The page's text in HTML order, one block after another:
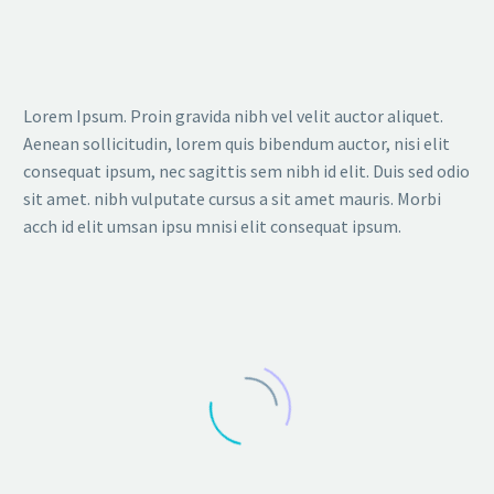
MARCUS FIELDS
Marketing Manager
Lorem ipsum dolor sit amet, consectetur
Lorem Ipsum. Proin gravida nibh vel velit auctor aliquet.
Aenean sollicitudin, lorem quis bibendum auctor, nisi elit
consequat ipsum, nec sagittis sem nibh id elit. Duis sed odio
sit amet. nibh vulputate cursus a sit amet mauris. Morbi
acch id elit umsan ipsu mnisi elit consequat ipsum.